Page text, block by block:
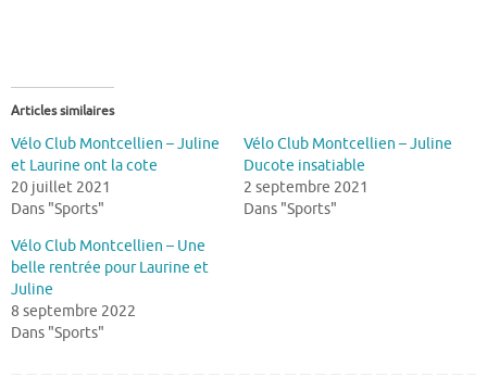
Articles similaires
Vélo Club Montcellien – Juline
et Laurine ont la cote
20 juillet 2021
Dans "Sports"
Vélo Club Montcellien – Juline
Ducote insatiable
2 septembre 2021
Dans "Sports"
Vélo Club Montcellien – Une
belle rentrée pour Laurine et
Juline
8 septembre 2022
Dans "Sports"